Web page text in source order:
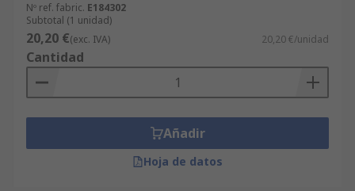
Nº ref. fabric. E184302
Subtotal (1 unidad)
20,20 €(exc. IVA) 20,20 €/unidad
Cantidad
Añadir
Hoja de datos